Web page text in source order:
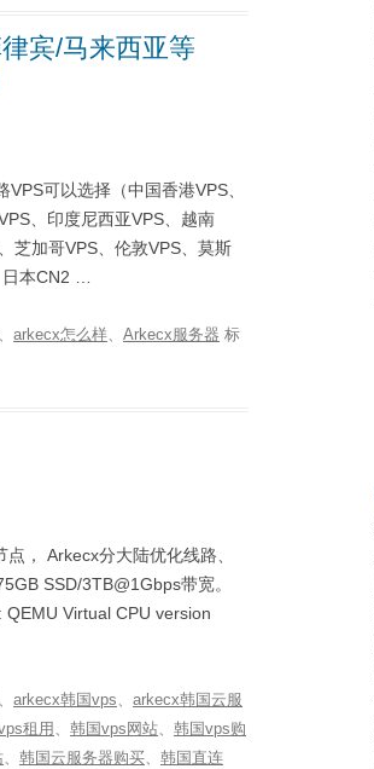
宾/马来西亚等
可以选择（中国香港VPS、
、印度尼西亚VPS、越南
芝加哥VPS、伦敦VPS、莫斯
本CN2 …
arkecx怎么样 Arkecx服务器 标
， Arkecx分大陆优化线路、
SSD/3TB@1Gbps带宽。
Virtual CPU version
arkecx韩国vps
arkecx韩国云服
租用 韩国vps网站
韩国vps购
韩国云服务器购买
韩国直连